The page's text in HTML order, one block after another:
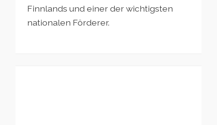
Finnlands und einer der wichtigsten
nationalen Förderer.